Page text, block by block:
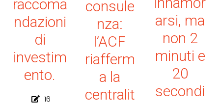
raccoma
ndazioni
di
investim
ento.
16
consule
nza:
l’ACF
riafferm
a la
centralit
arsi, ma
non 2
minuti e
20
secondi